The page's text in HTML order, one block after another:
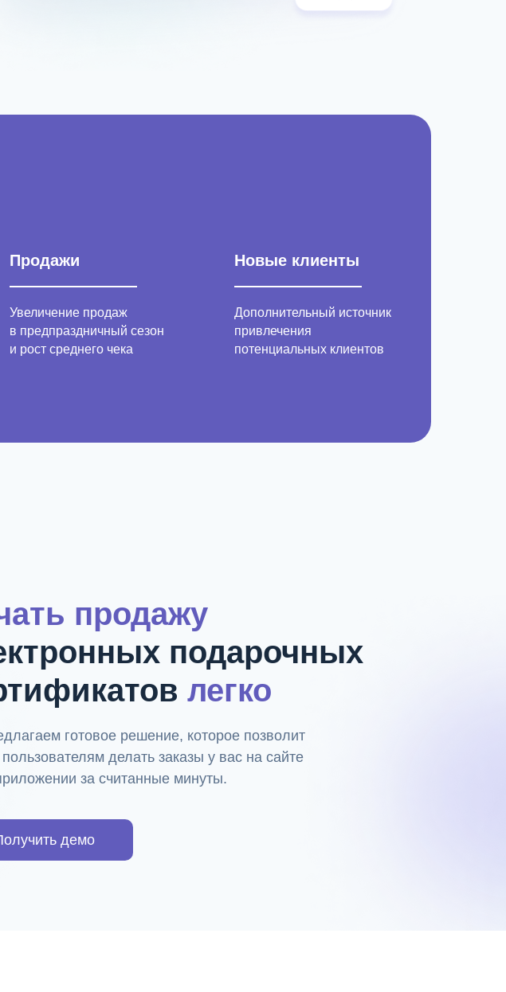
Увеличение продаж
в предпраздничный сезон
и рост среднего чека
Продажи
Дополнительный источник
привлечения
потенциальных клиентов
Новые клиенты
готовое решение, которое позволит
делать заказы у вас на сайте
за считанные минуты.
продажу
подарочных
легко
подарочных сертификатов
легко
демо